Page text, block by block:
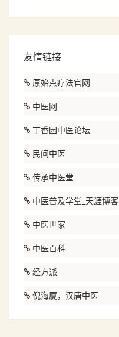
友情链接
原始点疗法官网
中医网
丁香园中医论坛
民间中医
传承中医堂
中医普及学堂_天涯博客
中医世家
中医百科
经方派
倪海厦，汉唐中医